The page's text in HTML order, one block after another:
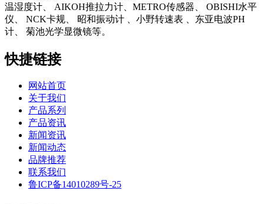
温湿度计、 AIKOH推拉力计、METRO传感器、 OBISHI水平
仪、 NCK卡规、 昭和振动计 、小野转速表 、东亚电波PH
计、 菊池光学显微镜等。
快捷链接
网站首页
关于我们
产品系列
产品资讯
新闻资讯
新闻动态
品牌推荐
联系我们
鲁ICP备14010289号-25